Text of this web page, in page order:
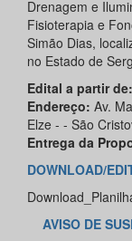
Drenagem e
Fisioterapia e
Simão Dias,
no Estado de
Edital a partir de:
Endereço: Av.
Elze - - São
Entrega da
DOWNLOAD/
AVISO DE